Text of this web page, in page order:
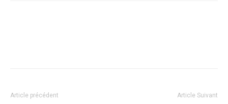
Article précédent Article Suivant